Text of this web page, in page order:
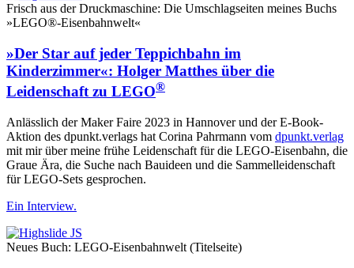
Frisch aus der Druckmaschine: Die Umschlagseiten meines Buchs
»LEGO®-Eisenbahnwelt«
»Der Star auf jeder Teppichbahn im
Kinderzimmer«: Holger Matthes über die
Leidenschaft zu LEGO®
Anlässlich der Maker Faire 2023 in Hannover und der E‑Book-
Aktion des dpunkt.verlags hat Corina Pahrmann vom dpunkt.verlag
mit mir über meine frühe Leidenschaft für die LEGO-Eisenbahn, die
Graue Ära, die Suche nach Bauideen und die Sammelleidenschaft
für LEGO-Sets gesprochen.
Ein Interview.
Neues Buch: LEGO-Eisenbahnwelt (Titelseite)